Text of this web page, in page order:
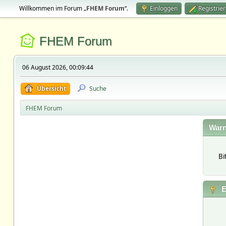
Willkommen im Forum „FHEM Forum“. Einloggen
FHEM Forum
06 August 2026, 00:09:44
Übersicht Suche
FHEM Forum